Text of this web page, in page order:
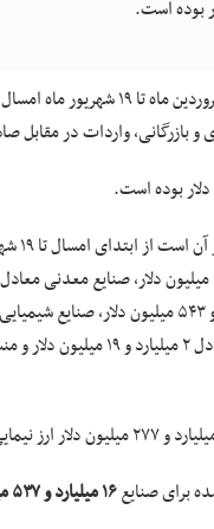
و بازرگانی، واردات در
بررسی
برای صنایع۱۶ میلیارد و ۵۳۷ میلیون دلار